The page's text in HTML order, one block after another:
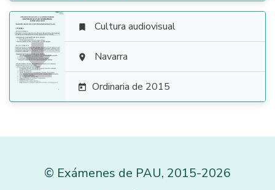

 Cultura audiovisual
 Navarra
 Ordinaria de 2015
© Exámenes de PAU, 2015-2026